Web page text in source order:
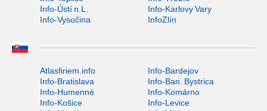
Info-Ústí n.L.
Info-Karlovy Vary
Info-Vysočina
InfoZlín
Atlasfiriem.info
Info-Bardejov
Info-Bratislava
Info-Ban. Bystrica
Info-Humenné
Info-Komárno
Info-Košice
Info-Levice